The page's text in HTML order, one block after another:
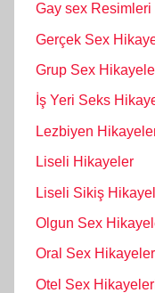
Gay sex Resimleri
Gerçek Sex
Grup Sex
İş Yeri Seks
Lezbiyen
Liseli Hikayeler
Liseli Sikiş
Olgun Sex
Oral Sex
Otel Sex